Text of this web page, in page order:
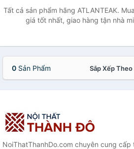
Tất cả sản phẩm hãng ATLANTEAK.
giá tốt nhất, giao hàng tận nhà
0 Sản Phẩm Sắp Xếp Theo
NoiThatThanhDo.com chuyên cung cấp